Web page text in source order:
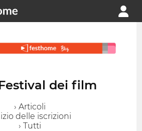
dei film
› Articoli
delle iscrizioni
› Tutti